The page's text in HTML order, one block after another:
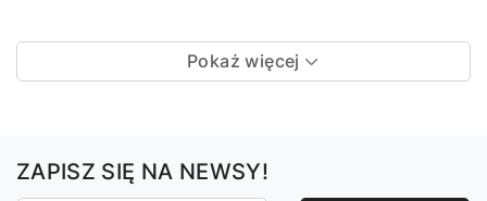
Pokaż więcej
ZAPISZ SIĘ NA NEWSY!